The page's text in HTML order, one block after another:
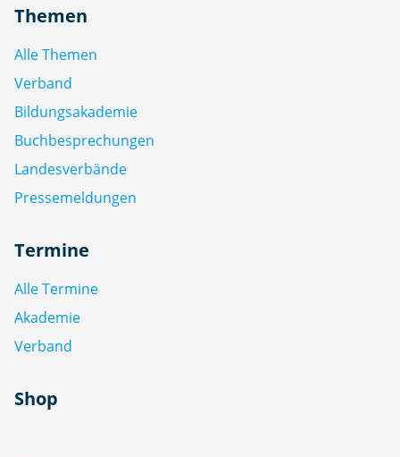
Themen
Alle Themen
Verband
Bildungsakademie
Buchbesprechungen
Landesverbände
Pressemeldungen
Termine
Alle Termine
Akademie
Verband
Shop